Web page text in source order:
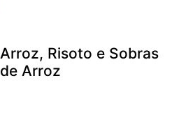
Arroz, Risoto e Sobras
de Arroz